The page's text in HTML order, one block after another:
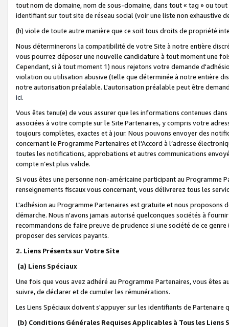
tout nom de domaine, nom de sous-domaine, dans tout « tag » ou
identifiant sur tout site de réseau social (voir une liste non exhaustive
(h) viole de toute autre manière que ce soit tous droits de propriété
Nous déterminerons la compatibilité de votre Site à notre entière
vous pourrez déposer une nouvelle candidature à tout moment une
Cependant, si à tout moment 1) nous rejetons votre demande
violation ou utilisation abusive (telle que déterminée à notre entière
notre autorisation préalable. L'autorisation préalable peut être
ici.
Vous êtes tenu(e) de vous assurer que les informations contenues
associées à votre compte sur le Site Partenaires, y compris votre
toujours complètes, exactes et à jour. Nous pouvons envoyer des
concernant le Programme Partenaires et l'Accord à l’adresse
toutes les notifications, approbations et autres communications
compte n’est plus valide.
Si vous êtes une personne non-américaine participant au
renseignements fiscaux vous concernant, vous délivrerez tous les
L'adhésion au Programme Partenaires est gratuite et nous proposons
démarche. Nous n'avons jamais autorisé quelconques sociétés à
recommandons de faire preuve de prudence si une société de ce
proposer des services payants.
2. Liens Présents sur Votre Site
(a) Liens Spéciaux
Une fois que vous avez adhéré au Programme Partenaires, vous êtes
suivre, de déclarer et de cumuler les rémunérations.
Les Liens Spéciaux doivent s'appuyer sur les identifiants de Partenaire
(b) Conditions Générales Requises Applicables à Tous les Liens